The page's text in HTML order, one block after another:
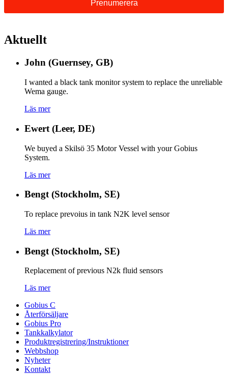
Aktuellt
John (Guernsey, GB)
I wanted a black tank monitor system to replace the unreliable
Wema gauge.
Läs mer
Ewert (Leer, DE)
We buyed a Skilsö 35 Motor Vessel with your Gobius
System.
Läs mer
Bengt (Stockholm, SE)
To replace prevoius in tank N2K level sensor
Läs mer
Bengt (Stockholm, SE)
Replacement of previous N2k fluid sensors
Läs mer
Gobius C
Återförsäljare
Gobius Pro
Tankkalkylator
Produktregistrering/Instruktioner
Webbshop
Nyheter
Kontakt